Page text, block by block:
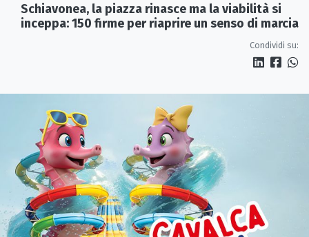
Schiavonea, la piazza rinasce ma la viabilità si
inceppa: 150 firme per riaprire un senso di marcia
Condividi su: